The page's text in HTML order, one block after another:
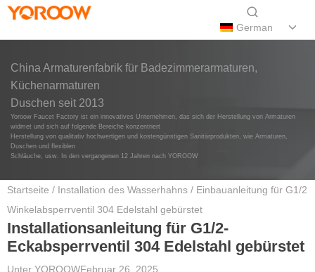
German
China Armaturenfabrik für Badezimmerarmaturen,
Küchenarmaturen
Duschen seit 2013
Yoroow Faucet Factory ist ein innovatives Unternehmen, das sich der Herstellung von Armaturen
widmet und sich auf folgende Bereiche konzentriert
Herstellung von qualitativ hochwertigen und kostengünstigen Sanitärprodukten, wie Armaturen,
Duschen und flexiblen
Schläuche, usw. In den vergangenen 12 Jahren nach YOROOW
Startseite / Installation des Wasserhahns / Einbauanleitung für G1/2
Winkelabsperrventil 304 Edelstahl gebürstet
Installationsanleitung für G1/2-
Eckabsperrventil 304 Edelstahl gebürstet
Unter YOROOWFebruar 26, 2025